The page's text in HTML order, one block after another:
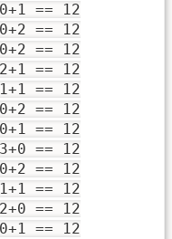
== 12
== 12
== 12
== 12
== 12
== 12
== 12
== 12
== 12
== 12
== 12
== 12